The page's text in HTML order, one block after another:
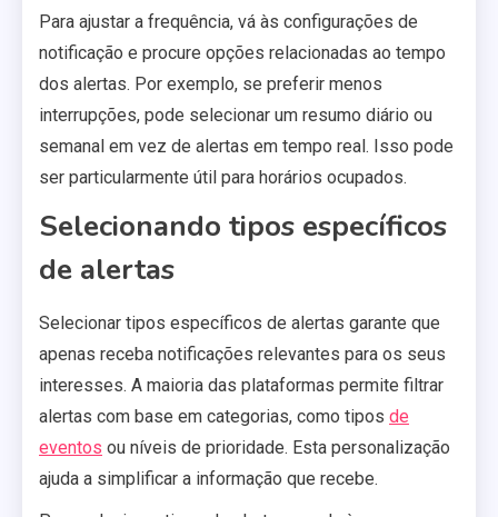
Para ajustar a frequência, vá às configurações de
notificação e procure opções relacionadas ao tempo
dos alertas. Por exemplo, se preferir menos
interrupções, pode selecionar um resumo diário ou
semanal em vez de alertas em tempo real. Isso pode
ser particularmente útil para horários ocupados.
Selecionando tipos específicos
de alertas
Selecionar tipos específicos de alertas garante que
apenas receba notificações relevantes para os seus
interesses. A maioria das plataformas permite filtrar
alertas com base em categorias, como tipos de
eventos ou níveis de prioridade. Esta personalização
ajuda a simplificar a informação que recebe.